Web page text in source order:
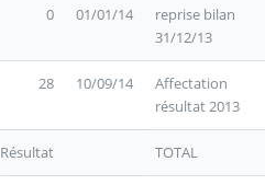
0 01/01/14
reprise bilan
31/12/13
28 10/09/14
Affectation
résultat 2013
Résultat TOTAL